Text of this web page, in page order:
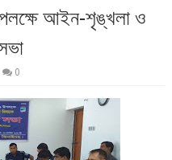
আইন-শৃঙ্খলা ও
0